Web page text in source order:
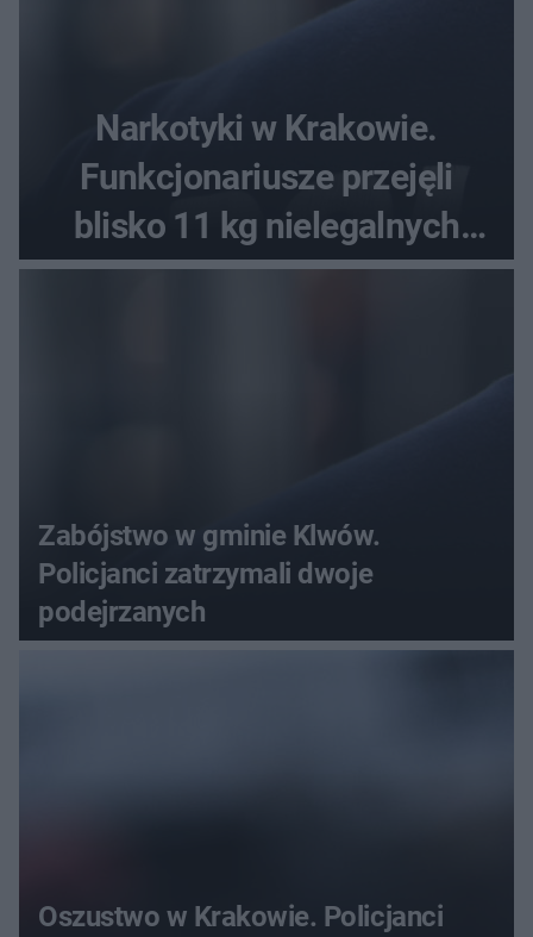
Narkotyki w Krakowie.
Funkcjonariusze przejęli
blisko 11 kg nielegalnych
substancji
Zabójstwo w gminie Klwów.
Policjanci zatrzymali dwoje
podejrzanych
Oszustwo w Krakowie. Policjanci